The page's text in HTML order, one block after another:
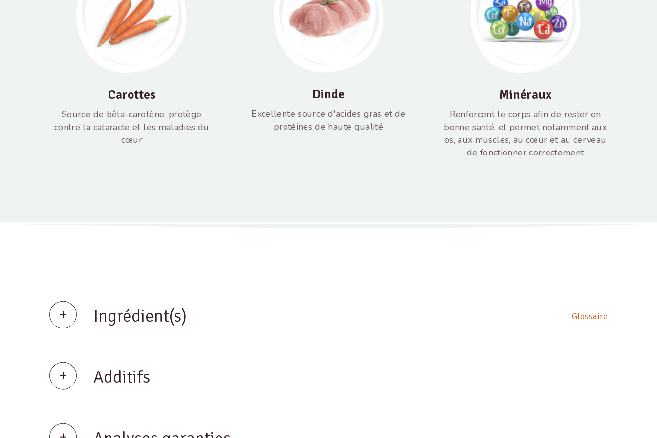
Carottes
Source de bêta-carotène, protège
contre la cataracte et les maladies du
cœur
Dinde
Excellente source d'acides gras et de
protéines de haute qualité
Minéraux
Renforcent le corps afin de rester en
bonne santé, et permet notamment aux
os, aux muscles, au cœur et au cerveau
de fonctionner correctement
Ingrédient(s) Glossaire
Additifs